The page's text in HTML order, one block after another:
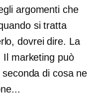
argomenti che
si tratta
dovrei dire. La
Il marketing può
di cosa ne